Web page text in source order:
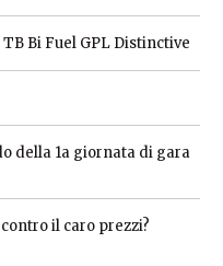
Bi Fuel GPL Distinctive
della 1a giornata di gara
il caro prezzi?